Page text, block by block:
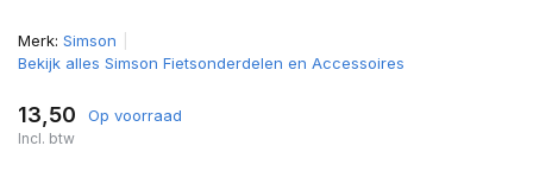
Merk: Simson
Bekijk alles Simson Fietsonderdelen en Accessoires
13,50 Op voorraad
Incl. btw